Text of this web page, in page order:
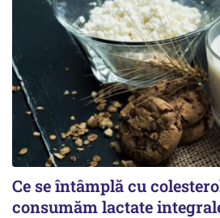
Ce se întâmplă cu
consumăm lactate